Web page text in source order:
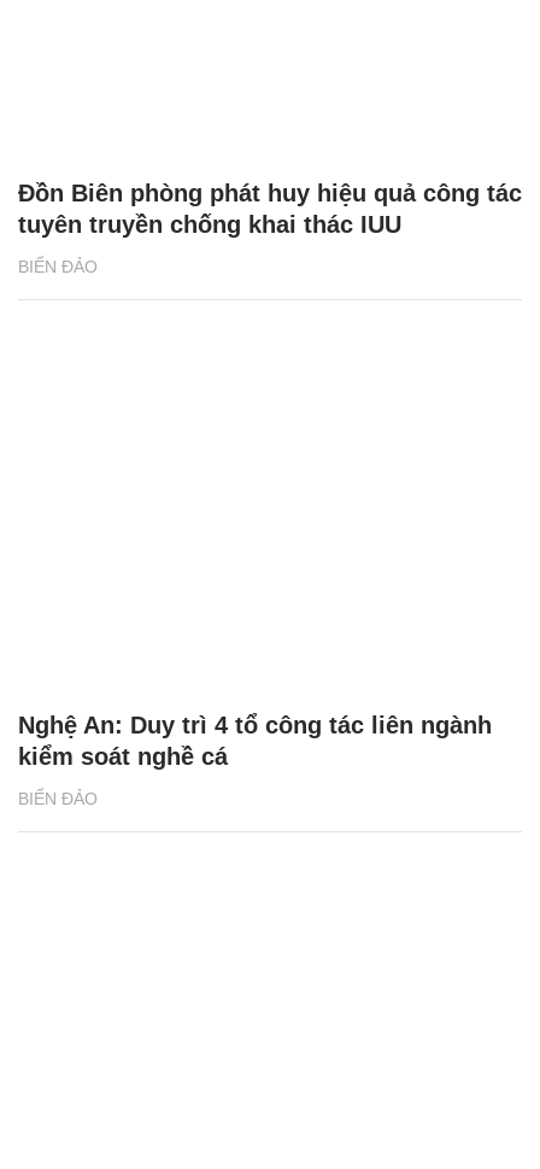
BIỂN ĐẢO
Đồn Biên phòng phát huy hiệu quả công tác
tuyên truyền chống khai thác IUU
BIỂN ĐẢO
Nghệ An: Duy trì 4 tổ công tác liên ngành
kiểm soát nghề cá